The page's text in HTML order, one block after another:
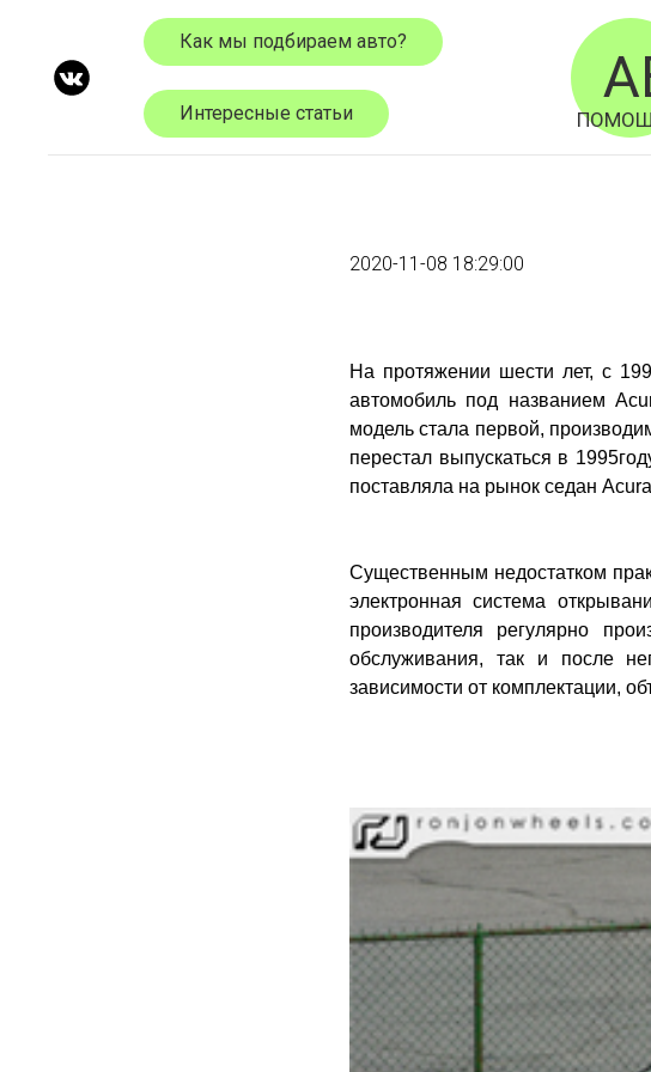
Как мы подбираем авто?
Интересные статьи
2020-11-08 18:29:00
На протяжении шести лет, с
автомобиль под названием
модель стала первой,
перестал выпускаться в
поставляла на рынок седан
Существенным недостатком
электронная система
производителя регулярно
обслуживания, так и после
зависимости от комплектации,